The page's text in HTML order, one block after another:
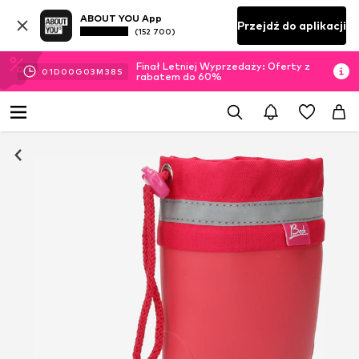
ABOUT YOU App
(152 700) Przejdź do aplikacji
01D 00 G 03M 38 S
Finał Letniej Wyprzedaży: Oferty z
rabatem do 60%